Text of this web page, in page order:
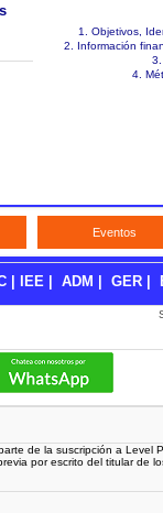
1. Objetivos,
2. Información
4.
Eventos
| IEE | ADM | GER |
de la suscripción a Level
por escrito del titular de